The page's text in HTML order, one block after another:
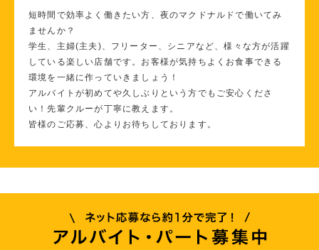
短時間で効率よく働きたい方、夜のマクドナルドで働いてみ
ませんか？
学生、主婦(主夫)、フリーター、シニアなど、様々な方が活躍
している楽しい店舗です。お客様が気持ちよくお食事できる
環境を一緒に作っていきましょう！
アルバイトが初めてや久しぶりという方でもご安心くださ
い！先輩クルーが丁寧に教えます。
皆様のご応募、心よりお待ちしております。